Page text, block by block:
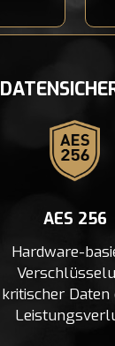
AES 256
Hardware-
kritischer Daten